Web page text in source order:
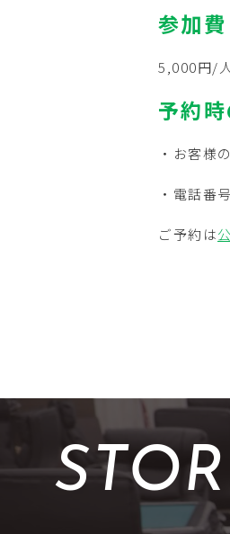
参加費
5,000円/人
予約
・お客様
・電話番号
ご予約は